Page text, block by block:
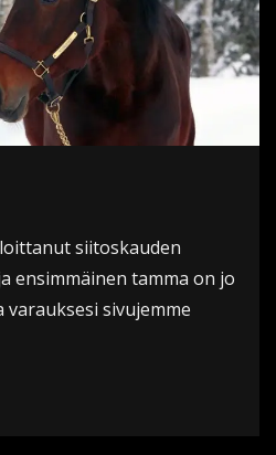
siitoskauden
ensimmäinen tamma on jo
varauksesi sivujemme